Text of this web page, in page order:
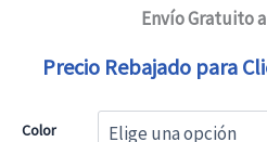
Envío Gratuito
Precio Rebajado para
Color